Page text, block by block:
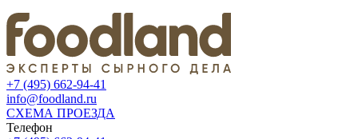
+7 (495) 662-94-41
info@foodland.ru
СХЕМА ПРОЕЗДА
Телефон